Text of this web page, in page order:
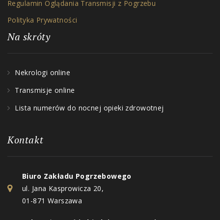
Regulamin Oglądania Transmisji z Pogrzebu
Polityka Prywatności
Na skróty
Nekrologi online
Transmisje online
Lista numerów do nocnej opieki zdrowotnej
Kontakt
Biuro Zakładu Pogrzebowego
ul. Jana Kasprowicza 20,
01-871 Warszawa